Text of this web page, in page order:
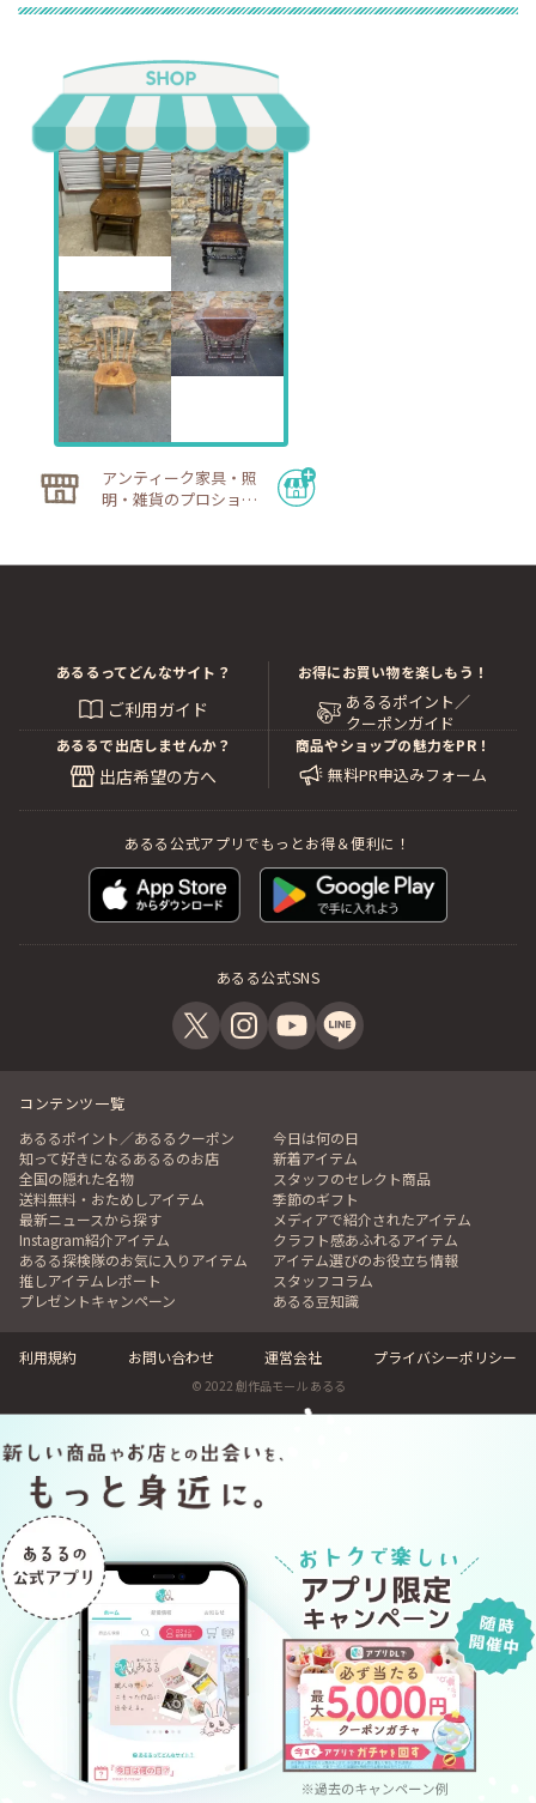
タクトを取りますが、通常お取り寄せに２～3週間ほど
お待ちいただく場合もございます。
詳しくはご注文後の弊社からお送りします「ご注文請
書」メールをご参照ください。
③ ご注文のキャンセル／ご返品（お届け前）
「現物確認をして購入を最終決定したい」 というお客様
のため、当サイト内では、商品出荷日の前々日以前のご
注文キャンセルは可能となっております。
「在庫品」の場合はご注文後、商品出荷日の前々日まで
に現品をご確認されたい旨、お知らせください。
商品代金を先払いいただいていた場合でも、キャンセル
される場合には商品代金は全額ご返金させていただきま
す。（お振込み手数料等はご負担いただきます。）
「入荷中」および「買付中」の商品につきましても、当
店入荷後、商品出荷日の前々日までに現品をご確認され
やむを得ずご購入最終決定後にキャンセル／返品される
場合には、お取引のルールに基づき、キャンセル料20％
の発生する場合がございます。
またご依頼のメンテナンスが施工された後のキャンセ
ル、およびリセール品のご注文キャンセルはできませ
ん。
当サイト内でのお取引条件は「当店のご案内」および
「特商法の表記」に詳しく記載しておりますので、ご注
文前にご一読ください。
◆商品のお取り置き（現品のご確認期間）につきまして
原則といたしましてご注文代金は先払いとさせていただ
いておりますが、お支払い手続きをいただいた後、「在
庫品」はお申し込み後１週間、
「入荷中」および「買付中」の商品に関しては入荷後２
週間、商品の確認期間を設けておりますので、その間に
現品ご確認～ご購入の最終決定が可能です。
商品の確認期間中のキャンセルは自由に行っていただけ
ます。
（ご注文後、商品出荷日の前々日までに現品をご確認さ
れたい旨、事前にお知らせください。）
尚、「リセール品」につきましては商品のお取り置き、
現品確認はできません。
◆商品代金のお支払タイミングにつきまして
① 「在庫品」の商品の場合
ご注文後１週間以内にお支払いをお願いいたします。
出荷はご入金の確認後となります。
ご注文後無償保管をご依頼されない場合、代引きによる
発送も可能です。（代引き手数料が送料に別途加算され
ます。）
② 「入荷中」および「買付中」の場合
ご注文後1週間以内に、ご予約金として商品入荷前に、
商品代金全額をお支払いいただきます。
（商品到着後にキャンセルの場合には全額ご返金いたし
ます。）
メンテナンスメニュー等は商品到着後のご決定～ご精算
も可能です。
③ 「リセール品」の場合
ご注文後1週間以内に、ご予約金として商品お取り寄せ
手配の前に、商品代金全額をお支払いいただきます。
（商品手配後のキャンセルはできません。）
アンティーク家具・照
明・雑貨のプロショッ
あるるってどんなサイト？
ご利用ガイド
お得にお買い物を楽しもう！
あるるポイント／
クーポンガイド
あるるで出店しませんか？
出店希望の方へ
商品やショップの魅力をPR！
無料PR申込みフォーム
あるる公式アプリでもっとお得＆便利に！
あるる公式SNS
コンテンツ一覧
あるるポイント／あるるクーポン
今日は何の日
知って好きになるあるるのお店
新着アイテム
全国の隠れた名物
スタッフのセレクト商品
送料無料・おためしアイテム
季節のギフト
最新ニュースから探す
メディアで紹介されたアイテム
Instagram紹介アイテム
クラフト感あふれるアイテム
あるる探検隊のお気に入りアイテム
アイテム選びのお役立ち情報
推しアイテムレポート
スタッフコラム
プレゼントキャンペーン
あるる豆知識
利用規約 お問い合わせ 運営会社 プライバシーポリシー
© 2022 創作品モール あるる